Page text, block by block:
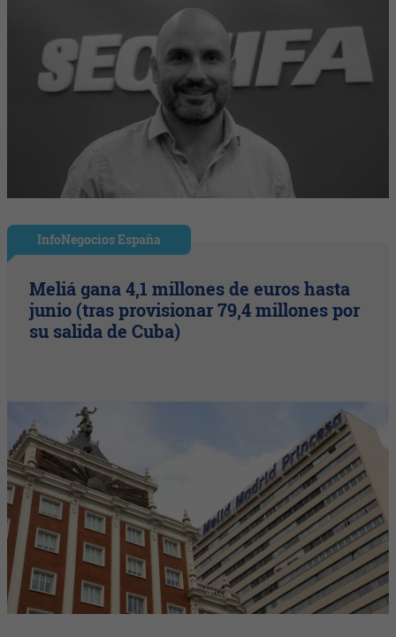
InfoNegocios España
Meliá gana 4,1 millones de euros hasta
junio (tras provisionar 79,4 millones por
su salida de Cuba)